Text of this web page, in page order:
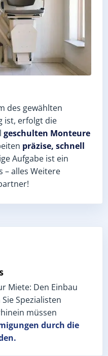
des gewählten
ist, erfolgt die
geschulten Monteure
präzise, schnell
Aufgabe ist ein
– alles Weitere
Miete: Den Einbau
Spezialisten
müssen
durch die